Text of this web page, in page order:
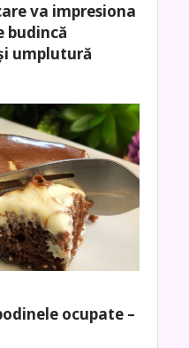
va impresiona
budincă
umplutură
ocupate –